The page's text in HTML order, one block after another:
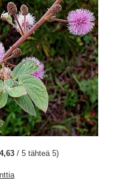
4,63 / 5 tähteä 5)